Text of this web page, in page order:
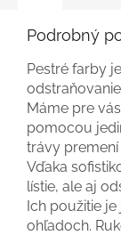
Podrobný
Pestré farby
Máme pre
pomocou
trávy premení
Vďaka
lístie, ale aj
Ich použitie
ohľadoch.